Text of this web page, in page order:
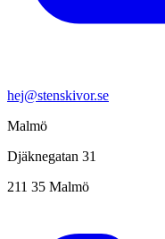
hej@stenskivor.se
Malmö
Djäknegatan 31
211 35 Malmö